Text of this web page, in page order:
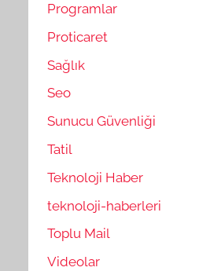
Programlar
Proticaret
Sağlık
Seo
Sunucu Güvenliği
Tatil
Teknoloji Haber
teknoloji-haberleri
Toplu Mail
Videolar